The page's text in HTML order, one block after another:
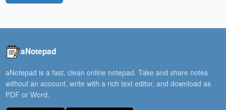
aNotepad
aNotepad is a fast, clean online notepad. Take and share notes
without an account, write with a rich text editor, and download as
PDF or Word.